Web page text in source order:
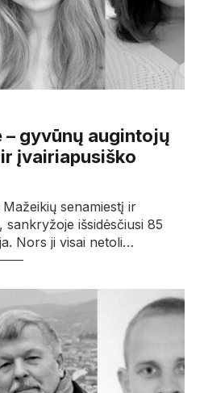
gyvūnų augintojų
įvairiapusiško
senamiestį ir
sankryžoje išsidėsčiusi 85
Nors ji visai netoli…